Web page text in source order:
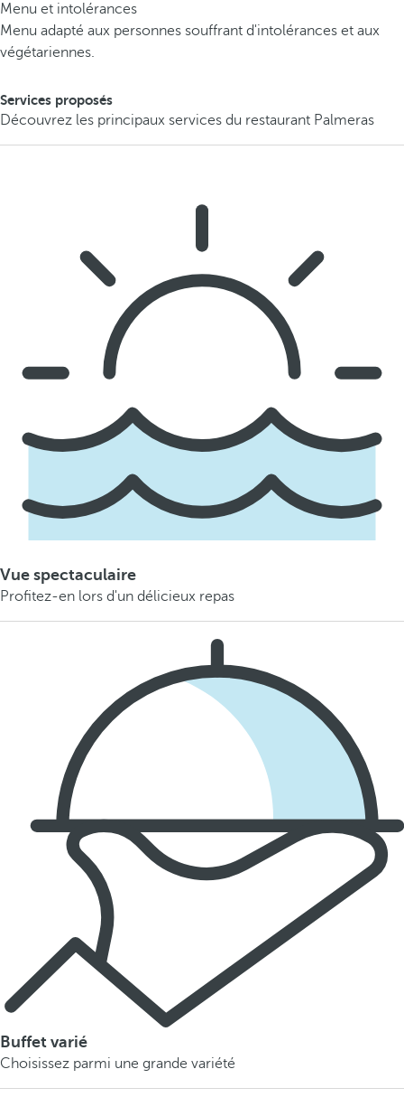
Menu et intolérances
Menu adapté aux personnes souffrant d'intolérances et aux
végétariennes.
Services proposés
Découvrez les principaux services du restaurant Palmeras
Vue spectaculaire
Profitez-en lors d'un délicieux repas
Buffet varié
Choisissez parmi une grande variété